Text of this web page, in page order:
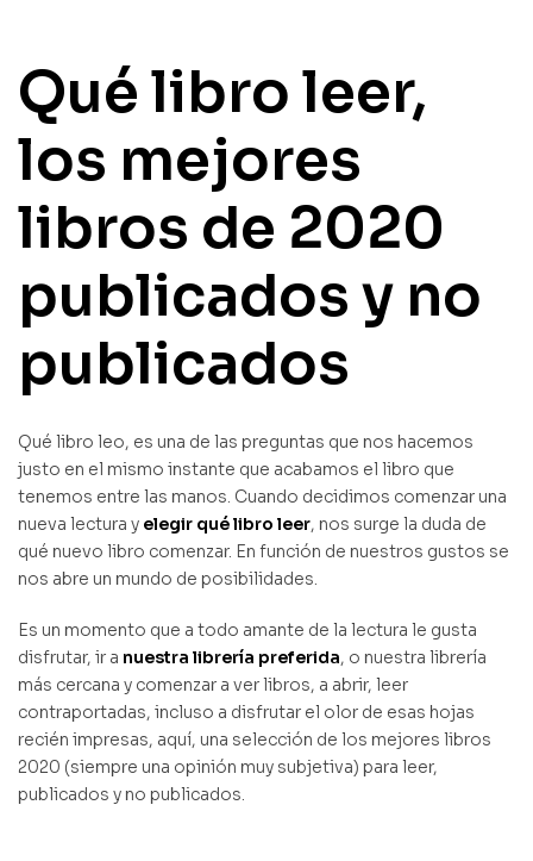
Qué libro leer,
los mejores
libros de 2020
publicados y no
publicados
Qué libro leo, es una de las preguntas que nos hacemos
justo en el mismo instante que acabamos el libro que
tenemos entre las manos. Cuando decidimos comenzar una
nueva lectura y elegir qué libro leer, nos surge la duda de
qué nuevo libro comenzar. En función de nuestros gustos se
nos abre un mundo de posibilidades.
Es un momento que a todo amante de la lectura le gusta
disfrutar, ir a nuestra librería preferida, o nuestra librería
más cercana y comenzar a ver libros, a abrir, leer
contraportadas, incluso a disfrutar el olor de esas hojas
recién impresas, aquí, una selección de los mejores libros
2020 (siempre una opinión muy subjetiva) para leer,
publicados y no publicados.